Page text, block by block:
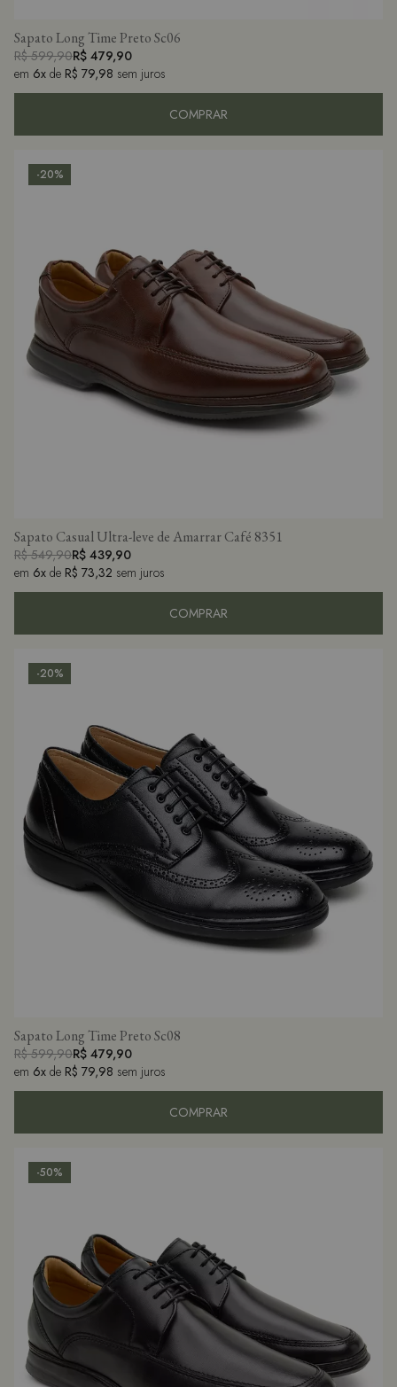
Sapato Long Time Preto Sc06
R$ 599,90R$ 479,90
em 6x de R$ 79,98 sem juros
COMPRAR
-20%
Sapato Casual Ultra-leve de Amarrar Café 8351
R$ 549,90R$ 439,90
em 6x de R$ 73,32 sem juros
COMPRAR
-20%
Sapato Long Time Preto Sc08
R$ 599,90R$ 479,90
em 6x de R$ 79,98 sem juros
COMPRAR
-50%